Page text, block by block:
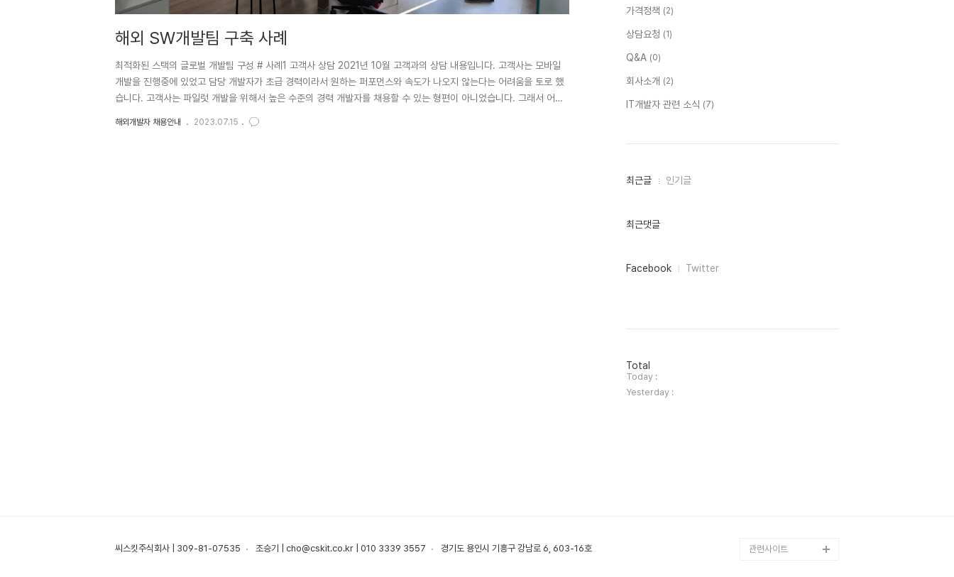
해외 SW개발팀 구축 사례
최적화된 스택의 글로벌 개발팀 구성 # 사례1 고객사 상담 2021년 10월 고객과의 상담 내용입니다. 고객사는 모바일
개발을 진행중에 있었고 담당 개발자가 초급 경력이라서 원하는 퍼포먼스와 속도가 나오지 않는다는 어려움을 토로 했
습니다. 고객사는 파일럿 개발을 위해서 높은 수준의 경력 개발자를 채용할 수 있는 형편이 아니었습니다. 그래서 어려
했습니다. 1개월 후 저희는 만족할 만한 수준의 프로토타입 개발을 완료했으며, 이를 계기로 고객사와 개발자 공급 계약
해외개발자 채용안내 2023.07.15
가격정책 (2)
상담요청 (1)
Q&A (0)
회사소개 (2)
IT개발자 관련 소식 (7)
최
인
최근글 인기글
최근댓글
페
그
인
Facebook Twitter
방
문
자
수
Total
Today :
Yesterday :
씨스킷주식회사 | 309-81-07535 조승기 | cho@cskit.co.kr | 010 3339 3557 경기도 용인시 기흥구 강남로 6, 603-16호 관련사이트